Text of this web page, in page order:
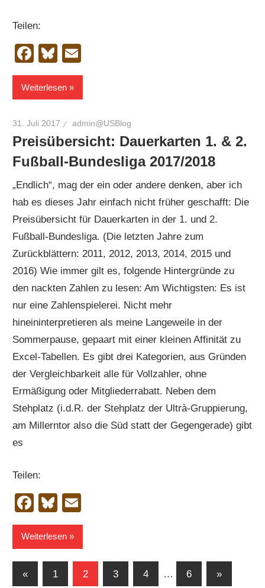
Teilen:
Facebook
Bluesky
Weiterlesen
31. Juli 2017 admin@USBlog
Preisübersicht: Dauerkarten 1. & 2.
Fußball-Bundesliga 2017/2018
„Endlich“, mag der ein oder andere denken, aber ich
hab es dieses Jahr einfach nicht früher geschafft: Die
Preisübersicht für Dauerkarten in der 1. und 2.
Fußball-Bundesliga. (Die letzten Jahre zum
Zurückblättern: 2011, 2012, 2013, 2014, 2015 und
2016) Wie immer gilt es, folgende Hintergründe zu
den nackten Zahlen zu lesen: Am Wichtigsten: Es ist
nur eine Zahlenspielerei. Nicht mehr
hineininterpretieren als meine Langeweile in der
Sommerpause, gepaart mit einer kleinen Affinität zu
Excel-Tabellen. Es gibt drei Kategorien, aus Gründen
der Vergleichbarkeit alle für Vollzahler, ohne
Ermäßigung oder Mitgliederrabatt. Neben dem
Stehplatz (i.d.R. der Stehplatz der Ultrà-Gruppierung,
am Millerntor also die Süd statt der Gegengerade) gibt
es
Teilen:
Facebook
Bluesky
Weiterlesen
Seitennummerierung
«Vorherige
1 2 3 4 … 6
Nächste
»